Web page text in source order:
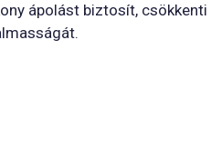
ápolást biztosít, csökkenti